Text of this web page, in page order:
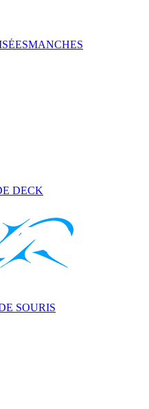
MANCHES
DECK
SOURIS